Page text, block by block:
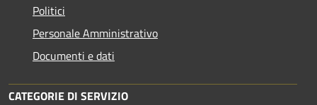
Politici
Personale Amministrativo
Documenti e dati
CATEGORIE DI SERVIZIO